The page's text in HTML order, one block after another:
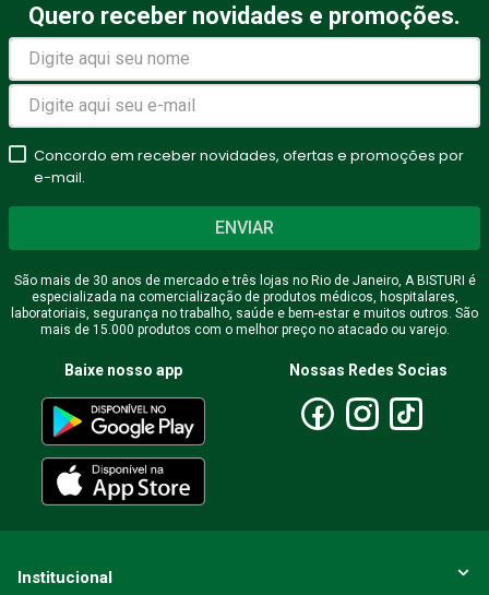
Avalie o produto de 1 a 5
estrelas
★★ ★★★
Seu nome
Endereço de email
Escreva uma avaliação
Quero receber novidades e promoções.
Concordo em receber novidades, ofertas e promoções por
e-mail.
ENVIAR
São mais de 30 anos de mercado e três lojas no Rio de Janeiro, A BISTURI é
especializada na comercialização de produtos médicos, hospitalares,
laboratoriais, segurança no trabalho, saúde e bem-estar e muitos outros. São
mais de 15.000 produtos com o melhor preço no atacado ou varejo.
Baixe nosso app Nossas Redes Socias
Institucional